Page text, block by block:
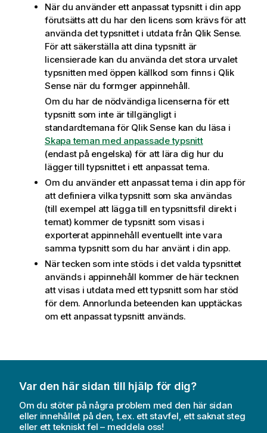
När du använder ett anpassat typsnitt i din app
förutsätts att du har den licens som krävs för att
använda det typsnittet i utdata från Qlik Sense.
För att säkerställa att dina typsnitt är
licensierade kan du använda det stora urvalet
typsnitten med öppen källkod som finns i Qlik
Sensenär du formger appinnehåll.
Om du har de nödvändiga licenserna för ett
typsnitt som inte är tillgängligt i
standardtemana för Qlik Sensekan du läsa i
Skapa teman med anpassade typsnitt
(endast på engelska) för att lära dig hur du
lägger till typsnittet i ett anpassat tema.
Om du använder ett anpassat tema i din app för
att definiera vilka typsnitt som ska användas
(till exempel att lägga till en typsnittsfil direkt i
temat) kommer de typsnitt som visas i
exporterat appinnehåll eventuellt inte vara
samma typsnitt som du har använt i din app.
När tecken som inte stöds i det valda typsnittet
används i appinnehåll kommer de här tecknen
att visas i utdata med ett typsnitt som har stöd
för dem. Annorlunda beteenden kan upptäckas
om ett anpassat typsnitt används.
Var den här sidan till hjälp för dig?
Om du stöter på några problem med den här sidan
eller innehållet på den, t.ex. ett stavfel, ett saknat steg
eller ett tekniskt fel – meddela oss!